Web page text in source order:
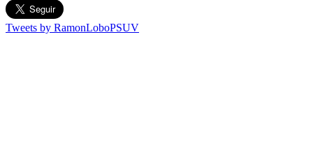
Tweets by RamonLoboPSUV